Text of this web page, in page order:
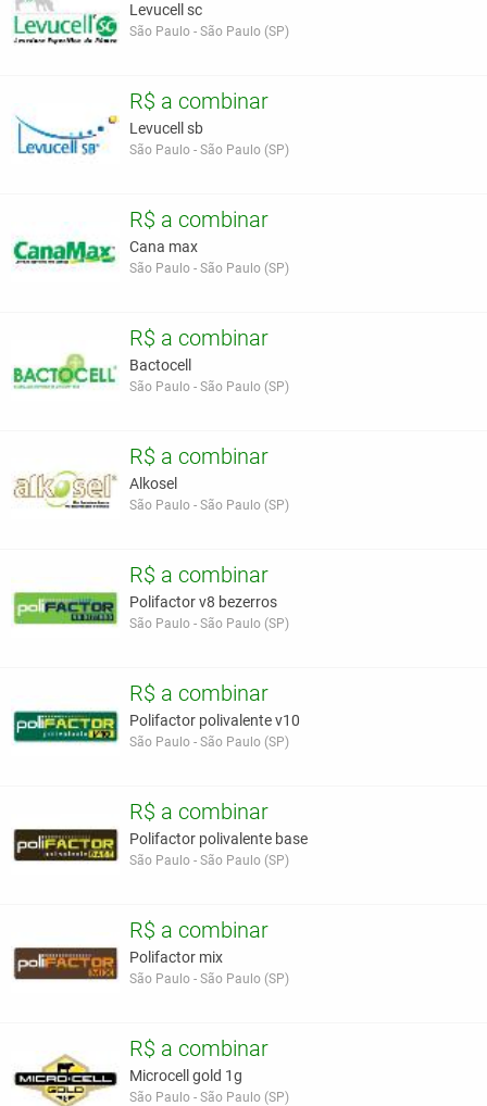
Levucell sc
São Paulo - São Paulo (SP)
R$ a combinar
Levucell sb
São Paulo - São Paulo (SP)
R$ a combinar
Cana max
São Paulo - São Paulo (SP)
R$ a combinar
Bactocell
São Paulo - São Paulo (SP)
R$ a combinar
Alkosel
São Paulo - São Paulo (SP)
R$ a combinar
Polifactor v8 bezerros
São Paulo - São Paulo (SP)
R$ a combinar
Polifactor polivalente v10
São Paulo - São Paulo (SP)
R$ a combinar
Polifactor polivalente base
São Paulo - São Paulo (SP)
R$ a combinar
Polifactor mix
São Paulo - São Paulo (SP)
R$ a combinar
Microcell gold 1g
São Paulo - São Paulo (SP)